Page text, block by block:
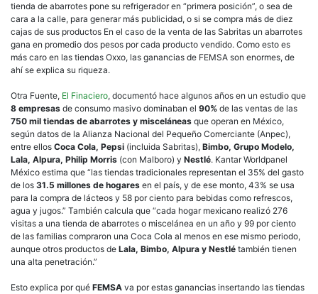
tienda de abarrotes pone su refrigerador en “primera posición”, o sea de
cara a la calle, para generar más publicidad, o si se compra más de diez
cajas de sus productos En el caso de la venta de las Sabritas un abarrotes
gana en promedio dos pesos por cada producto vendido. Como esto es
más caro en las tiendas Oxxo, las ganancias de FEMSA son enormes, de
ahí se explica su riqueza.
Otra Fuente, El Finaciero, documentó hace algunos años en un estudio que
8 empresas de consumo masivo dominaban el 90% de las ventas de las
750 mil tiendas de abarrotes y misceláneas que operan en México,
según datos de la Alianza Nacional del Pequeño Comerciante (Anpec),
entre ellos Coca Cola, Pepsi (incluida Sabritas), Bimbo, Grupo Modelo,
Lala, Alpura, Philip Morris (con Malboro) y Nestlé. Kantar Worldpanel
México estima que “las tiendas tradicionales representan el 35% del gasto
de los 31.5 millones de hogares en el país, y de ese monto, 43% se usa
para la compra de lácteos y 58 por ciento para bebidas como refrescos,
agua y jugos.” También calcula que “cada hogar mexicano realizó 276
visitas a una tienda de abarrotes o miscelánea en un año y 99 por ciento
de las familias compraron una Coca Cola al menos en ese mismo periodo,
aunque otros productos de Lala, Bimbo, Alpura y Nestlé también tienen
una alta penetración.”
Esto explica por qué FEMSA va por estas ganancias insertando las tiendas